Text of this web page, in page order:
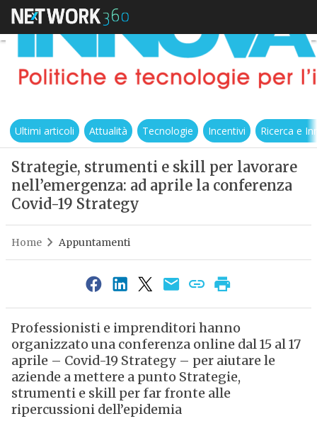
Ultimi articoli Attualità Tecnologie Incentivi Ricerca e
Strategie, strumenti e skill per lavorare
nell’emergenza: ad aprile la conferenza
Covid-19 Strategy
Home Appuntamenti
Professionisti e imprenditori hanno
organizzato una conferenza online dal 15 al 17
aprile – Covid-19 Strategy – per aiutare le
aziende a mettere a punto Strategie,
strumenti e skill per far fronte alle
ripercussioni dell’epidemia